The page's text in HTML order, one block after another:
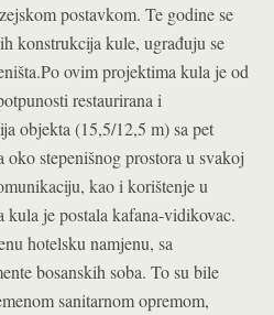
postavkom. Te godine se
konstrukcija kule, ugrađuju se
ovim projektima kula je od
restaurirana i
objekta (15,5/12,5 m) sa pet
oko stepenišnog prostora u svakoj
kao i korištenje u
kula je postala kafana-vidikovac.
hotelsku namjenu, sa
bosanskih soba. To su bile
sanitarnom opremom,